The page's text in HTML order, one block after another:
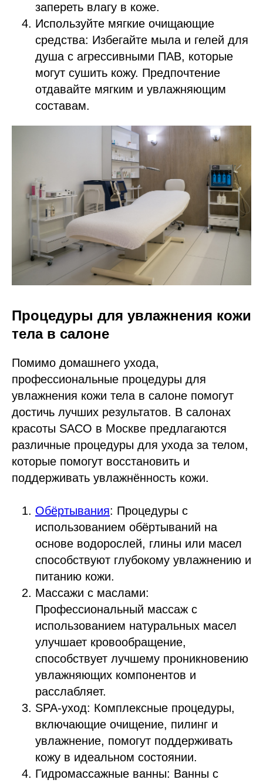
запереть влагу в коже.
Используйте мягкие очищающие
средства: Избегайте мыла и гелей для
душа с агрессивными ПАВ, которые
могут сушить кожу. Предпочтение
отдавайте мягким и увлажняющим
составам.
Процедуры для увлажнения кожи
тела в салоне
Помимо домашнего ухода,
профессиональные процедуры для
увлажнения кожи тела в салоне помогут
достичь лучших результатов. В салонах
красоты SACO в Москве предлагаются
различные процедуры для ухода за телом,
которые помогут восстановить и
поддерживать увлажнённость кожи.
Обёртывания: Процедуры с
использованием обёртываний на
основе водорослей, глины или масел
способствуют глубокому увлажнению и
питанию кожи.
Массажи с маслами:
Профессиональный массаж с
использованием натуральных масел
улучшает кровообращение,
способствует лучшему проникновению
увлажняющих компонентов и
расслабляет.
SPA-уход: Комплексные процедуры,
включающие очищение, пилинг и
увлажнение, помогут поддерживать
кожу в идеальном состоянии.
Гидромассажные ванны: Ванны с